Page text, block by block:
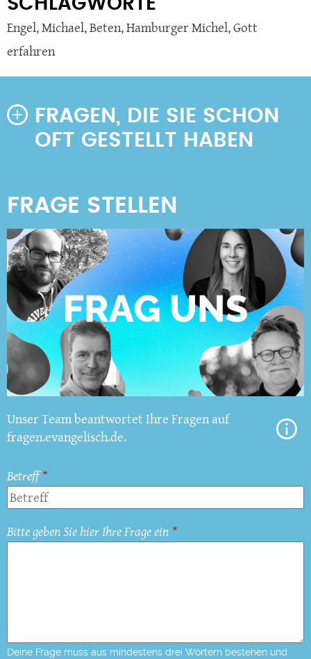
SCHLAGWORTE
Engel,Michael,Beten,Hamburger Michel,Gott
erfahren
FRAGEN, DIE SIE SCHON
OFT GESTELLT HABEN
Unser Team beantwortet Ihre Fragen auf
fragen.evangelisch.de.
Betreff
Bitte geben Sie hier Ihre Frage ein
Deine Frage muss aus mindestens drei Wörtern bestehen und